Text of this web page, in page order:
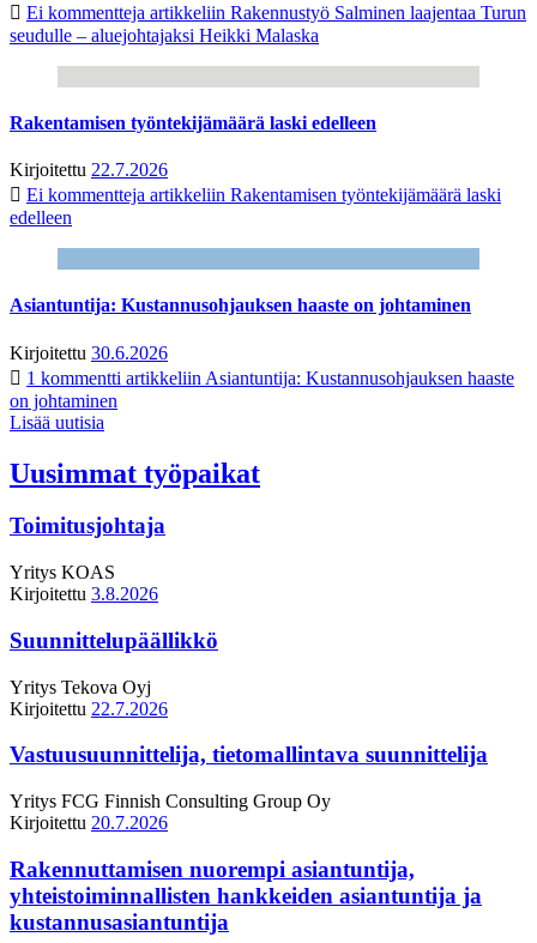
Ei kommentteja artikkeliin Rakennustyö Salminen laajentaa Turun
seudulle – aluejohtajaksi Heikki Malaska
Rakentamisen työntekijämäärä laski edelleen
Kirjoitettu 22.7.2026
Ei kommentteja artikkeliin Rakentamisen työntekijämäärä laski
edelleen
Asiantuntija: Kustannusohjauksen haaste on johtaminen
Kirjoitettu 30.6.2026
1 kommentti artikkeliin Asiantuntija: Kustannusohjauksen haaste
on johtaminen
Lisää uutisia
Uusimmat työpaikat
Toimitusjohtaja
Yritys KOAS
Kirjoitettu 3.8.2026
Suunnittelupäällikkö
Yritys Tekova Oyj
Kirjoitettu 22.7.2026
Vastuusuunnittelija, tietomallintava suunnittelija
Yritys FCG Finnish Consulting Group Oy
Kirjoitettu 20.7.2026
Rakennuttamisen nuorempi asiantuntija,
yhteistoiminnallisten hankkeiden asiantuntija ja
kustannusasiantuntija